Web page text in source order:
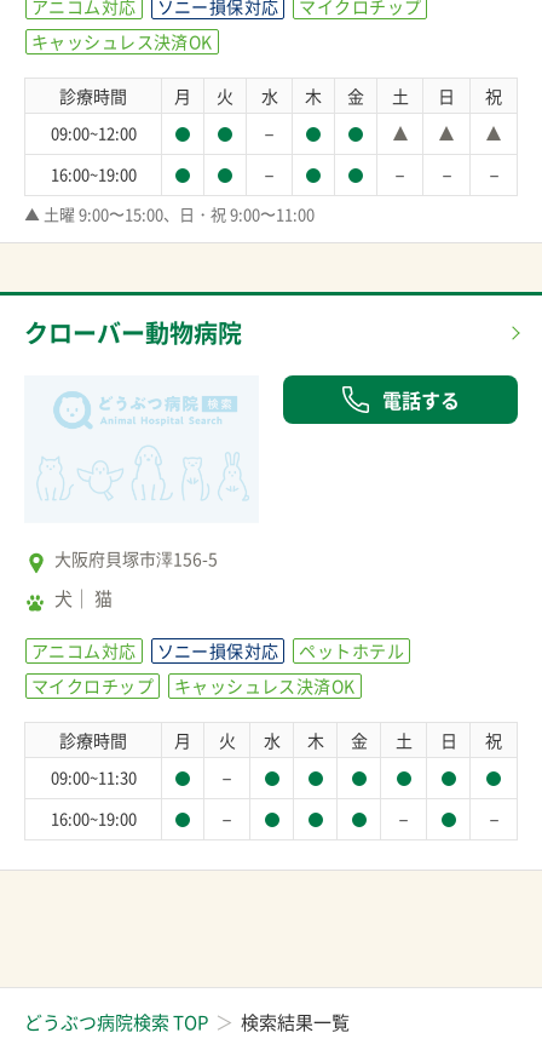
アニコム対応 ソニー損保対応
マイクロチップ
キャッシュレス決済OK
診療時間 月 火 水 木 金 土 日 祝
09:00~12:00 －
16:00~19:00 － － － －
▲ 土曜 9:00〜15:00、日・祝 9:00〜11:00
クローバー動物病院
電話する
大阪府貝塚市澤156-5
犬 猫
アニコム対応 ソニー損保対応
ペットホテル
マイクロチップ
キャッシュレス決済OK
診療時間 月 火 水 木 金 土 日 祝
09:00~11:30 －
16:00~19:00 － － －
どうぶつ病院検索 TOP 検索結果一覧